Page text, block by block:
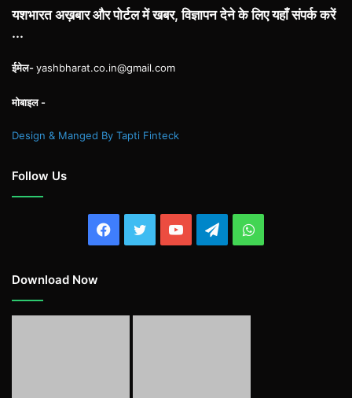
यशभारत अख़बार और पोर्टल में खबर, विज्ञापन देने के लिए यहाँ संपर्क करें
...
ईमेल-yashbharat.co.in@gmail.com
मोबाइल -
Design & Manged By Tapti Finteck
Follow Us
Facebook
TwitterYouTubeTelegramWhatsApp
Download Now